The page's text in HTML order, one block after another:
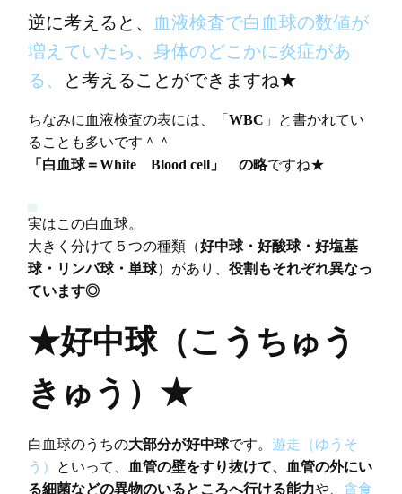
逆に考えると、
血液検査で白血球の数値が
増えていたら、身体のどこかに炎症があ
る、
と考えることができますね★
ちなみに血液検査の表には、「 WBC 」と書かれてい
ることも多いです＾＾
「白血球＝White Blood cell」 の略ですね★
実はこの白血球。
大きく分けて５つの種類（好中球・好酸球・好塩基
球・リンパ球・単球）があり、 役割もそれぞれ異なっ
ています◎
★好中球（こうちゅう
きゅう）★
白血球のうちの大部分が好中球です。 遊走（ゆうそ
う）
といって、
血管の壁をすり抜けて、血管の外にい
る細菌などの異物のいるところへ行ける能力や、 貪食